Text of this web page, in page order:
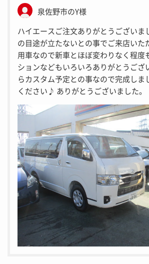
泉佐野市のY様
ハイエースご注文ありがとうございま
の目途が立たないとの事でご来店いた
用車なので新車とほぼ変わりなく程度
ションなどもいろいろありがとうござ
らカスタム予定との事なので完成しま
ください♪ ありがとうございました。